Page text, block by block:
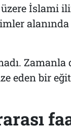
İslami
Zamanla
eden bir